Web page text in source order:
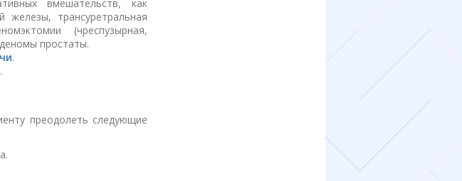
вмешательств, как
железы, трансуретральная
(чреспузырная,
простаты.
.
преодолеть следующие